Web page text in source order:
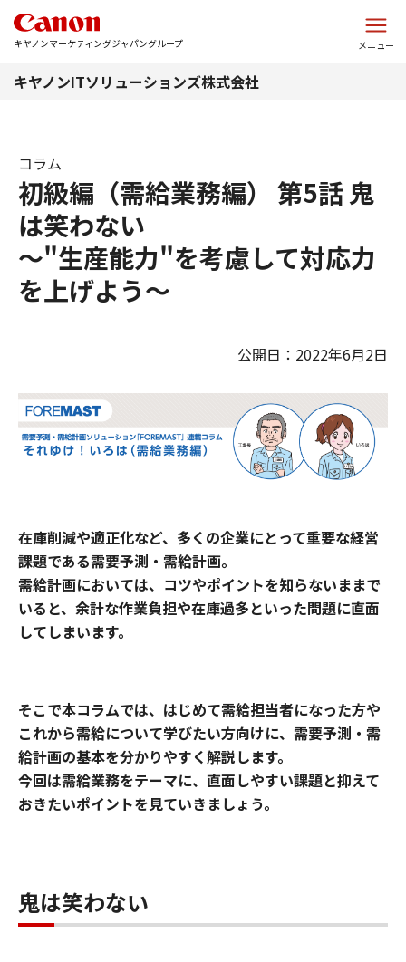
キヤノンマーケティングジャパングループ メニュー
キヤノンITソリューションズ株式会社
初級編（需給業務編） 第5話 鬼
は笑わない
～"生産能力"を考慮して対応力
を上げよう～
コラム
公開日：2022年6月2日
在庫削減や適正化など、多くの企業にとって重要な経営
課題である需要予測・需給計画。
需給計画においては、コツやポイントを知らないままで
いると、余計な作業負担や在庫過多といった問題に直面
してしまいます。
そこで本コラムでは、はじめて需給担当者になった方や
これから需給について学びたい方向けに、需要予測・需
給計画の基本を分かりやすく解説します。
今回は需給業務をテーマに、直面しやすい課題と抑えて
おきたいポイントを見ていきましょう。
鬼は笑わない